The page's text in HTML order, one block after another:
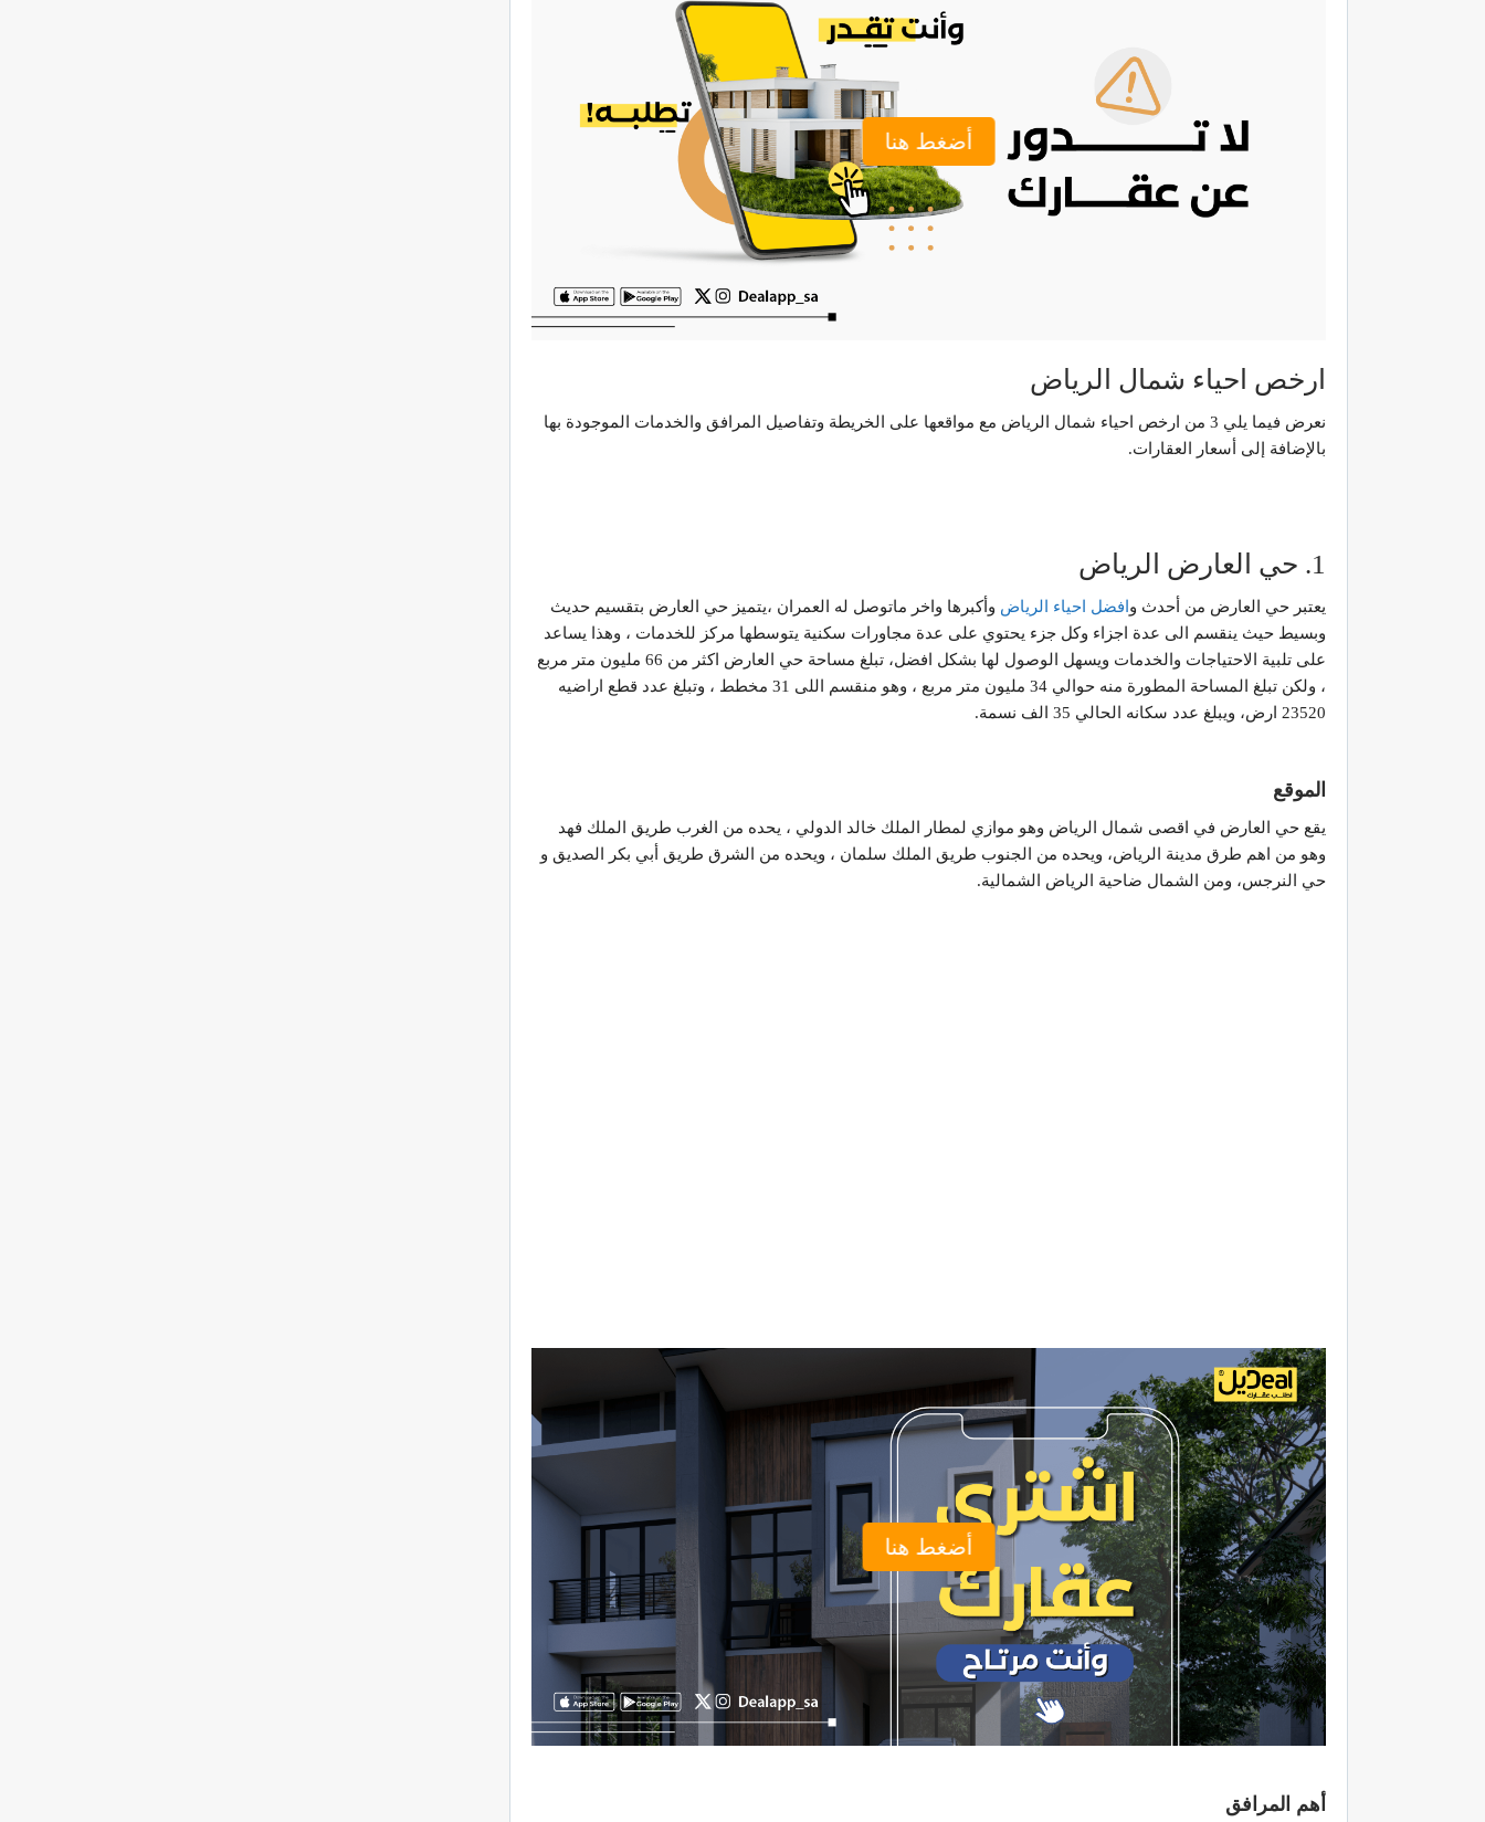
أضغط هنا
ارخص احياء شمال الرياض
نعرض فيما يلي 3 من ارخص احياء شمال الرياض مع مواقعها على الخريطة وتفاصيل المرافق والخدمات الموجودة بها
بالإضافة إلى أسعار العقارات.
1. حي العارض الرياض
يعتبر حي العارض من أحدث و افضل احياء الرياض وأكبرها واخر ماتوصل له العمران ،يتميز حي العارض بتقسيم حديث
وبسيط حيث ينقسم الى عدة اجزاء وكل جزء يحتوي على عدة مجاورات سكنية يتوسطها مركز للخدمات ، وهذا يساعد
على تلبية الاحتياجات والخدمات ويسهل الوصول لها بشكل افضل، تبلغ مساحة حي العارض اكثر من 66 مليون متر مربع
، ولكن تبلغ المساحة المطورة منه حوالي 34 مليون متر مربع ، وهو منقسم اللى 31 مخطط ، وتبلغ عدد قطع اراضيه
23520 ارض، ويبلغ عدد سكانه الحالي 35 الف نسمة.
الموقع
يقع حي العارض في اقصى شمال الرياض وهو موازي لمطار الملك خالد الدولي ، يحده من الغرب طريق الملك فهد
وهو من اهم طرق مدينة الرياض، ويحده من الجنوب طريق الملك سلمان ، ويحده من الشرق طريق أبي بكر الصديق و
حي النرجس، ومن الشمال ضاحية الرياض الشمالية.
أضغط هنا
أهم المرافق